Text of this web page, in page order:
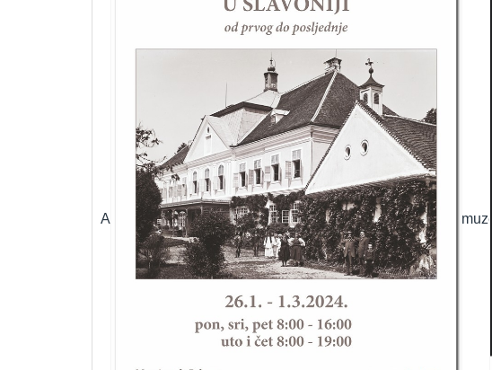
ARHEOLOŠKI ODJEL – odjel s kojim započinje povijest